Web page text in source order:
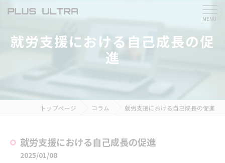
就労支援における自己成長の促
進
トップページ コラム 就労支援における自己成長の促進
就労支援における自己成長の促進
2025/01/08